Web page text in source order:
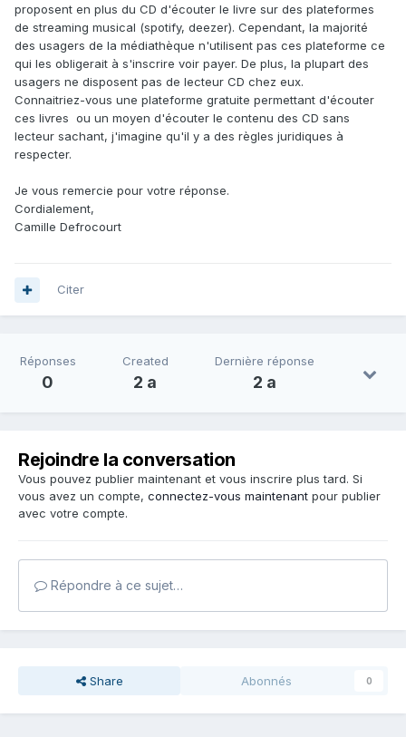
proposent en plus du CD d'écouter le livre sur des plateformes
de streaming musical (spotify, deezer). Cependant, la majorité
des usagers de la médiathèque n'utilisent pas ces plateforme ce
qui les obligerait à s'inscrire voir payer. De plus, la plupart des
usagers ne disposent pas de lecteur CD chez eux.
Connaitriez-vous une plateforme gratuite permettant d'écouter
ces livres ou un moyen d'écouter le contenu des CD sans
lecteur sachant, j'imagine qu'il y a des règles juridiques à
respecter.
Je vous remercie pour votre réponse.
Cordialement,
Camille Defrocourt
Citer
Réponses
0
Created
2 a
Dernière réponse
2 a
Rejoindre la conversation
Vous pouvez publier maintenant et vous inscrire plus tard. Si
vous avez un compte, connectez-vous maintenant pour publier
avec votre compte.
Répondre à ce sujet…
Share Abonnés 0